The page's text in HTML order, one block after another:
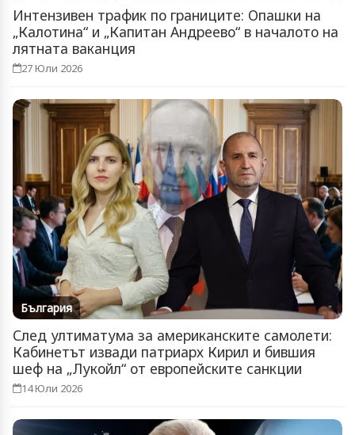
Интензивен трафик по границите: Опашки на
„Калотина“ и „Капитан Андреево“ в началото на
лятната ваканция
27 Юли 2026
България
След ултиматума за американските самолети:
Кабинетът извади патриарх Кирил и бившия
шеф на „Лукойл“ от европейските санкции
14 Юли 2026